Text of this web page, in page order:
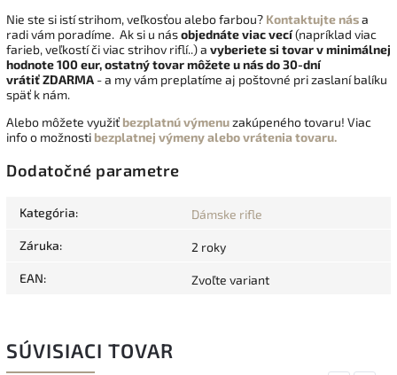
Nie ste si istí strihom, veľkosťou alebo farbou? Kontaktujte nása
radi vám poradíme. Ak si u násobjednáte viac vecí(napríklad viac
farieb, veľkostí či viac strihov riflí..) a vyberiete si tovar v minimálnej
hodnote 100 eur, ostatný tovar môžete u nás do 30-dní
vrátiťZDARMA - a my vám preplatíme aj poštovné pri zaslaní balíku
späť k nám.
Alebo môžete využiť bezplatnú výmenuzakúpeného tovaru! Viac
info o možnosti bezplatnej výmeny alebo vrátenia tovaru.
Dodatočné parametre
Kategória: Dámske rifle
Záruka: 2 roky
EAN: Zvoľte variant
SÚVISIACI TOVAR